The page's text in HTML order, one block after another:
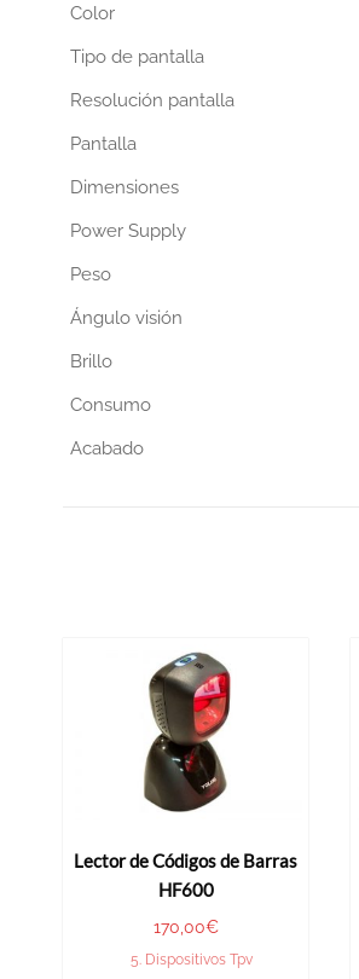
Color
Tipo de pantalla
Resolución pantalla
Pantalla
Dimensiones
Power Supply
Peso
Ángulo visión
Brillo
Consumo
Acabado
Lector de Códigos de Barras
HF600
170,00€
5. Dispositivos Tpv